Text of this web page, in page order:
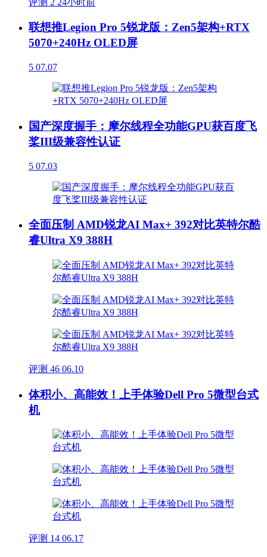
联想推Legion Pro 5锐龙版：Zen5架构+RTX
5070+240Hz OLED屏
5 07.07
国产深度握手：摩尔线程全功能GPU获百度飞
桨III级兼容性认证
5 07.03
全面压制 AMD锐龙AI Max+ 392对比英特尔酷
睿Ultra X9 388H
评测 46 06.10
体积小、高能效！上手体验Dell Pro 5微型台式
机
评测 14 06.17